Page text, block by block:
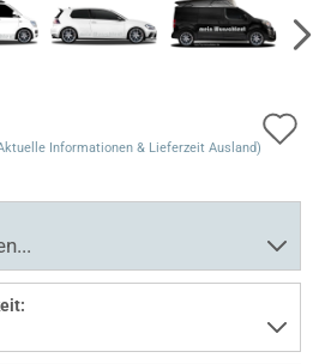
Informationen & Lieferzeit Ausland)